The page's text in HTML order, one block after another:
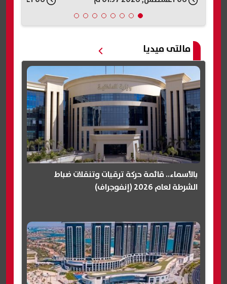
مالتى ميديا
بالأسماء.. قائمة حركة ترقيات وتنقلات ضباط
الشرطة لعام 2026 (إنفوجراف)